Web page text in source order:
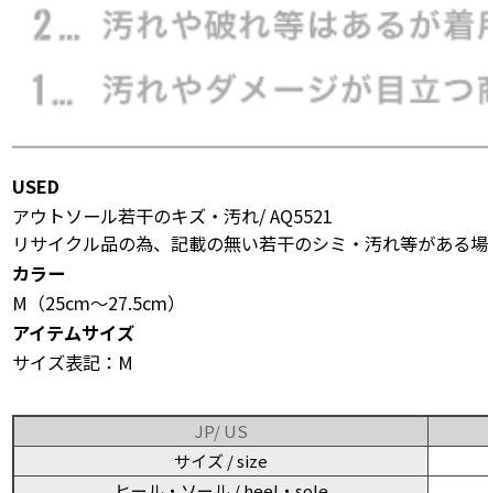
USED
アウトソール若干のキズ・汚れ/ AQ5521
リサイクル品の為、記載の無い若干のシミ・汚れ等がある
カラー
M（25cm〜27.5cm）
アイテムサイズ
サイズ表記：M
JP/ US
サイズ / size